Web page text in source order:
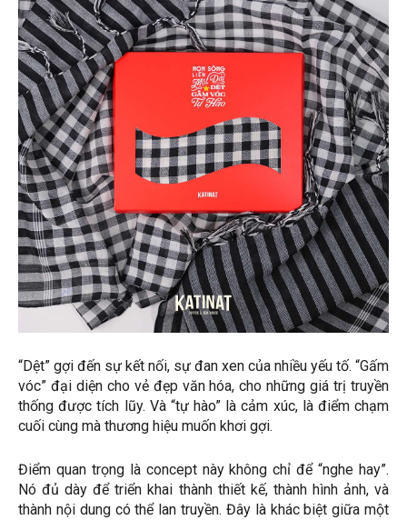
“Dệt” gợi đến sự kết nối, sự đan xen của nhiều yếu tố. “Gấm
vóc” đại diện cho vẻ đẹp văn hóa, cho những giá trị truyền
thống được tích lũy. Và “tự hào” là cảm xúc, là điểm chạm
cuối cùng mà thương hiệu muốn khơi gợi.
Điểm quan trọng là concept này không chỉ để “nghe hay”.
Nó đủ dày để triển khai thành thiết kế, thành hình ảnh, và
thành nội dung có thể lan truyền. Đây là khác biệt giữa một